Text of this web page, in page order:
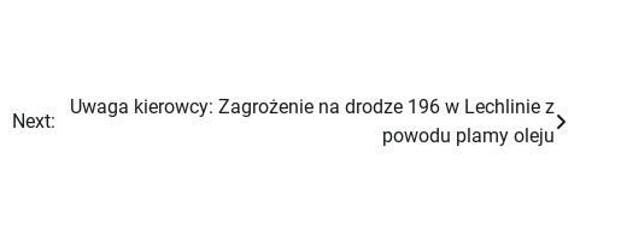
Next:
Uwaga kierowcy: Zagrożenie na drodze 196 w Lechlinie z
powodu plamy oleju